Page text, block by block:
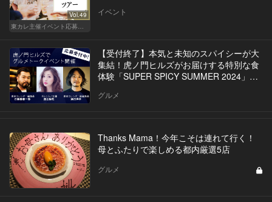
Vol.49
東カレ主催イベント応募詳細記事一覧
イベント
【受付終了】本気と未知のスパイシーが大
集結！虎ノ門ヒルズがお届けする特別な食
体験「SUPER SPICY SUMMER 2024」イ
グルメ
Thanks Mama！今年こそは連れて行く！
母とふたりで楽しめる都内厳選5店
グルメ